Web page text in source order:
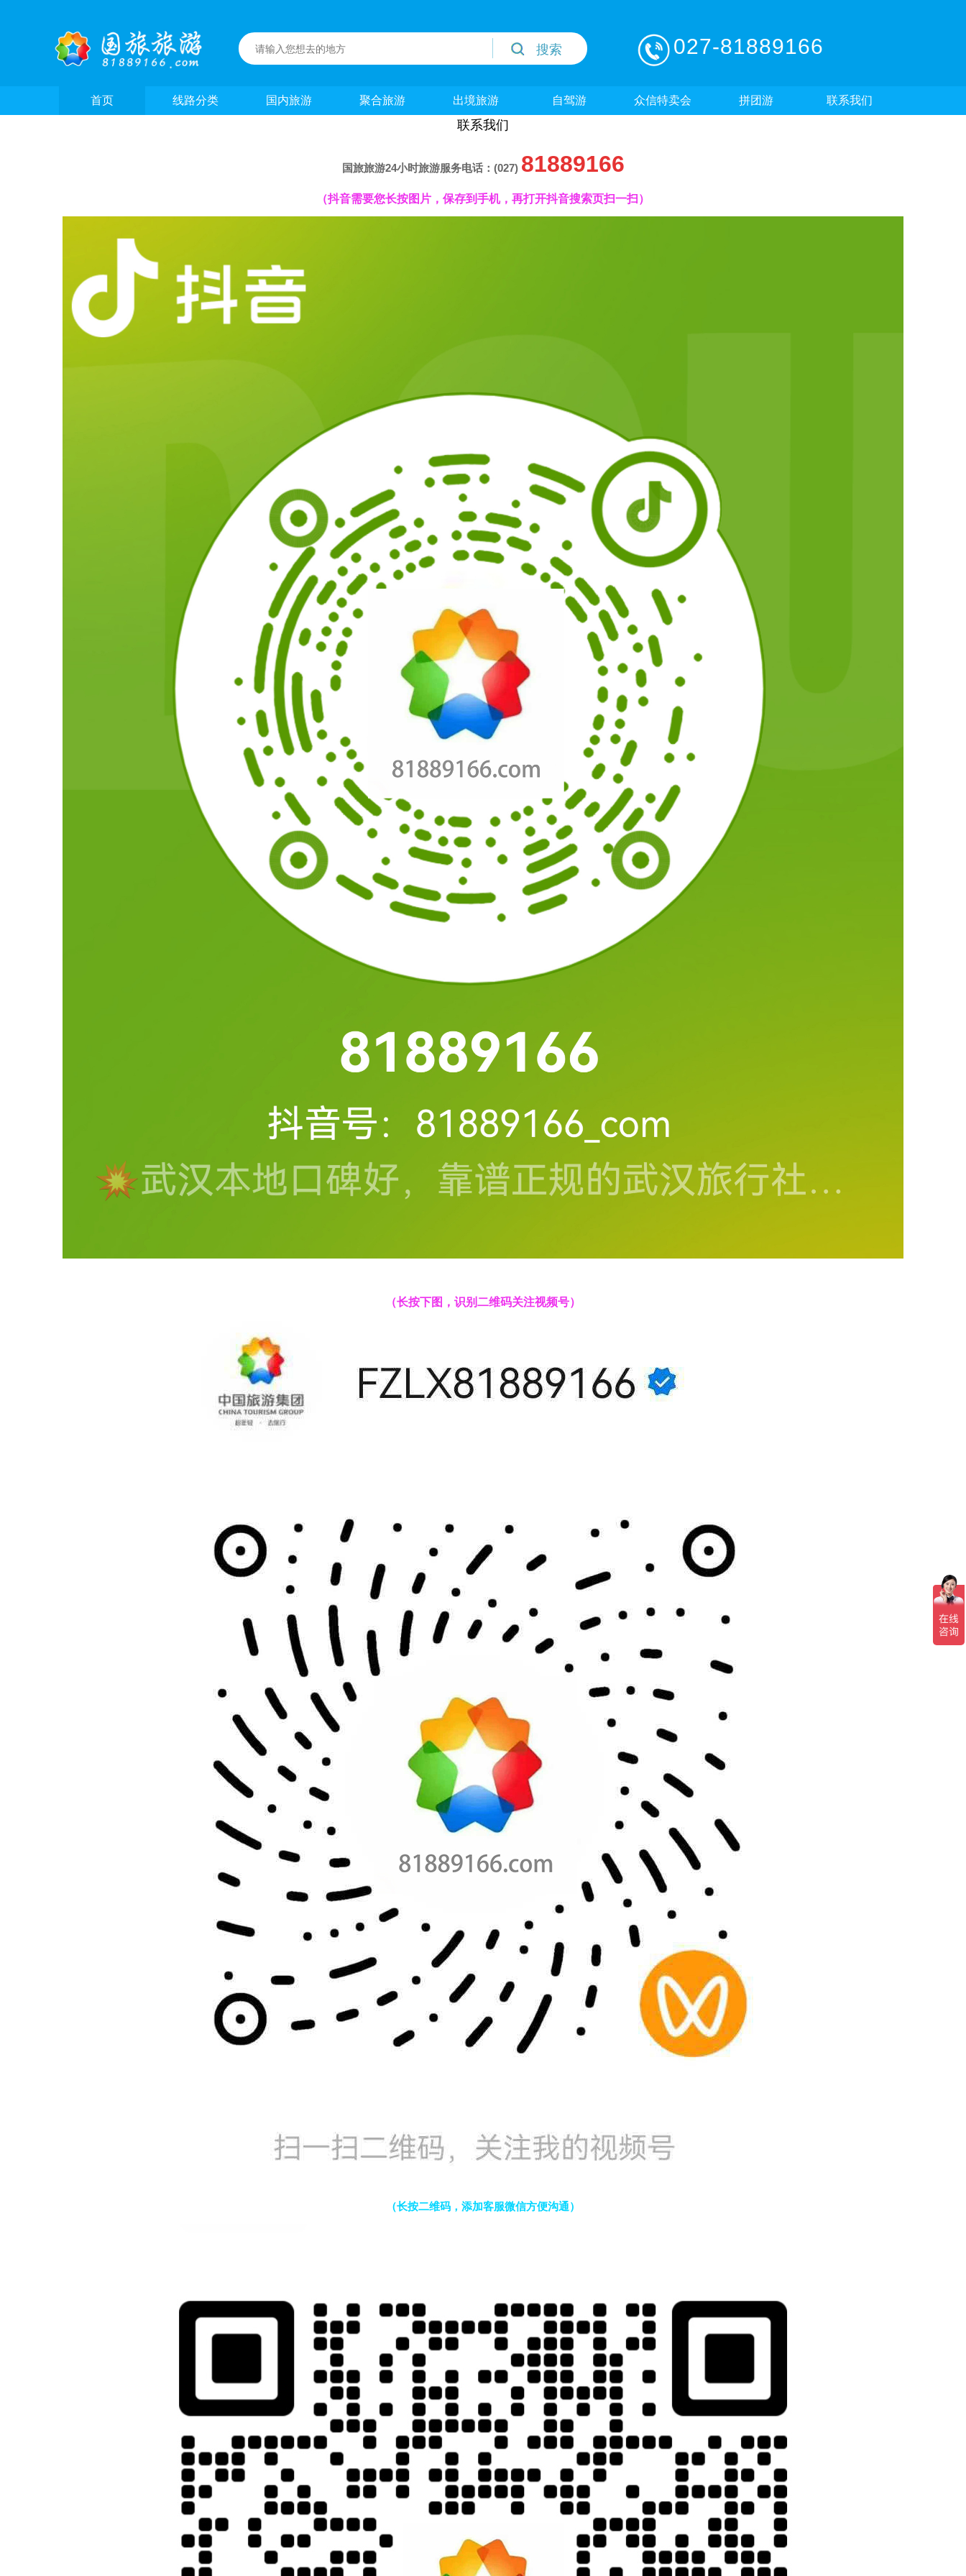
027-81889166
首页 线路分类 国内旅游 聚合旅游 出境旅游 自驾游 众信特卖会 拼团游 联系我们
联系我们
国旅旅游24小时旅游服务电话：(027) 81889166
（抖音需要您长按图片，保存到手机，再打开抖音搜索页扫一扫）
（长按下图，识别二维码关注视频号）
（长按二维码，添加客服微信方便沟通）